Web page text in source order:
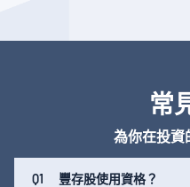
常
為你在投資
Q1 豐存股使用資格？